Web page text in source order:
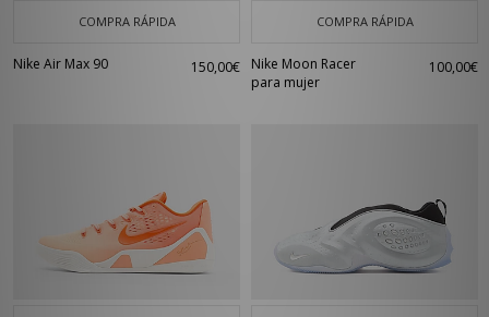
COMPRA RÁPIDA
Nike Air Max 90 150,00€
COMPRA RÁPIDA
Nike Moon Racer
para mujer
100,00€